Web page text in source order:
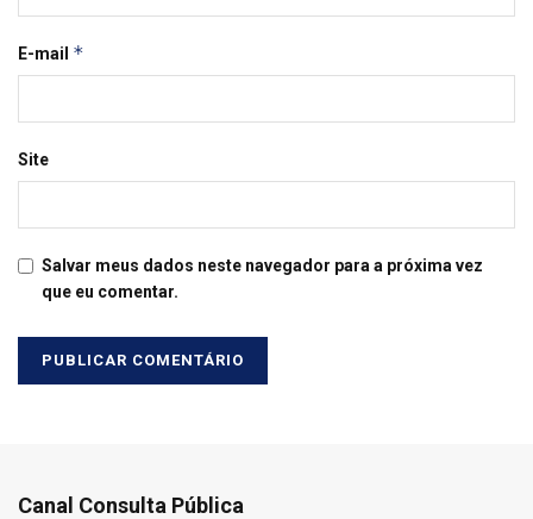
E-mail *
Site
Salvar meus dados neste navegador para a próxima vez
que eu comentar.
Canal Consulta Pública